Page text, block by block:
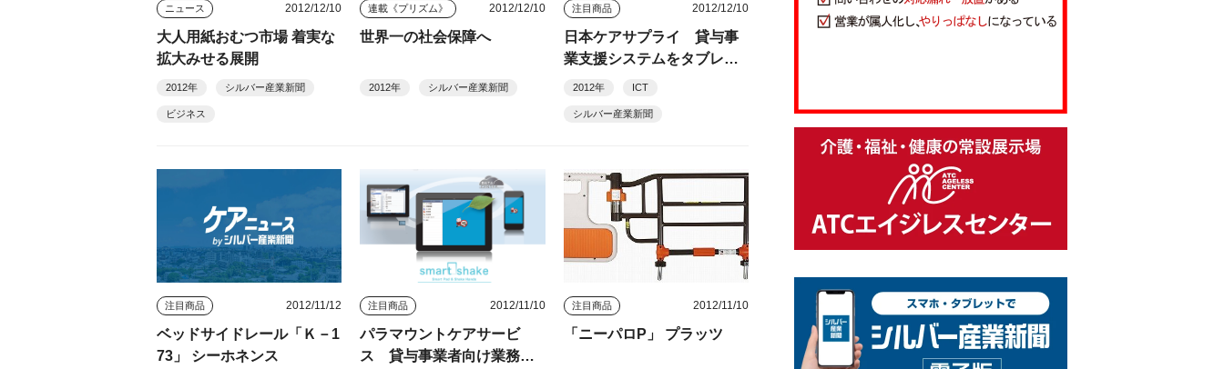
ニュース 2012/12/10
大人用紙おむつ市場 着実な
拡大みせる展開
2012年 シルバー産業新聞
ビジネス
連載《プリズム》 2012/12/10
世界一の社会保障へ
2012年 シルバー産業新聞
注目商品 2012/12/10
日本ケアサプライ 貸与事
業支援システムをタブレッ
ト対応に
2012年 ICT
シルバー産業新聞
注目商品 2012/11/12
ベッドサイドレール「Ｋ－1
73」 シーホネンス
注目商品 2012/11/10
パラマウントケアサービ
ス 貸与事業者向け業務支
注目商品 2012/11/10
「ニーパロP」 プラッツ